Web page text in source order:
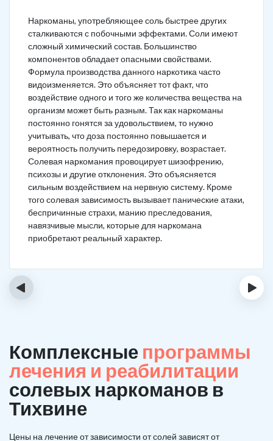
Наркоманы, употребляющее соль быстрее других
сталкиваются с побочными эффектами. Соли имеют
сложный химический состав. Большинство
компонентов обладает опасными свойствами.
Формула производства данного наркотика часто
видоизменяется. Это объясняет тот факт, что
воздействие одного и того же количества вещества на
организм может быть разным. Так как наркоманы
постоянно гонятся за удовольствием, то нужно
учитывать, что доза постоянно повышается и
вероятность получить передозировку, возрастает.
Солевая наркомания провоцирует шизофрению,
психозы и другие отклонения. Это объясняется
сильным воздействием на нервную систему. Кроме
того солевая зависимость вызывает панические атаки,
беспричинные страхи, манию преследования,
навязчивые мысли, которые для наркомана
приобретают реальный характер.
‹ ›
Комплексные программы
лечения и реабилитации
солевых наркоманов в
Тихвине
Цены на лечение от зависимости от солей зависят от